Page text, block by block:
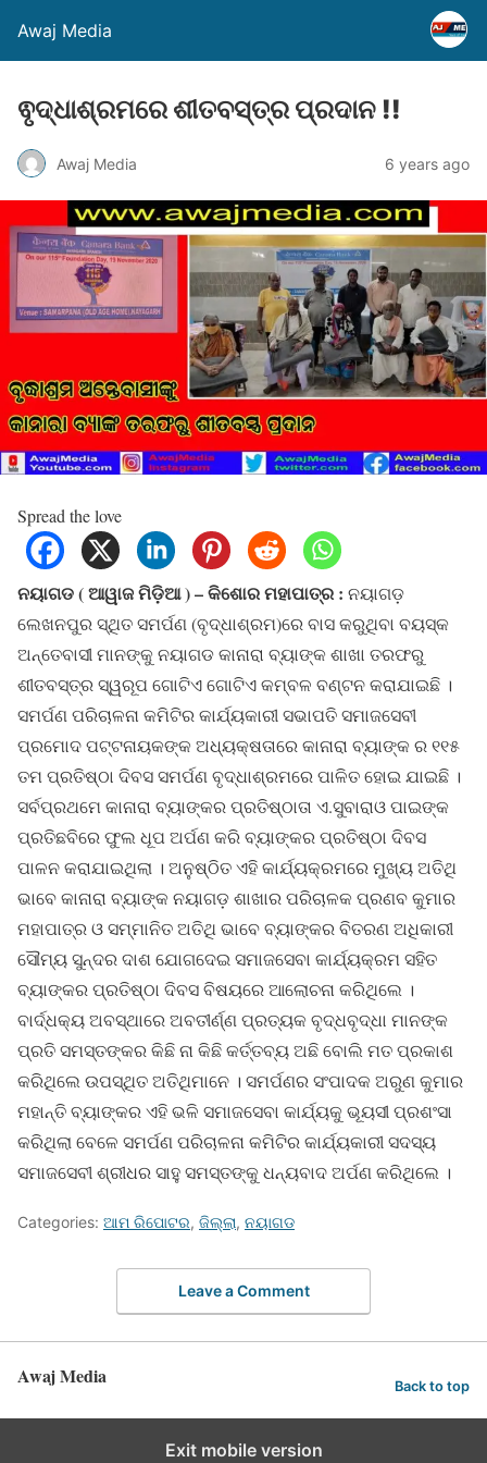
Awaj Media
ଵୃଦ୍ଧାଶ୍ରମରେ ଶୀତବସ୍ତ୍ର ପ୍ରଦାନ !!
Awaj Media 6 years ago
Spread the love
ନୟାଗଡ ( ଆୱାଜ ମିଡ଼ିଆ ) – କିଶୋର ମହାପାତ୍ର : ନୟାଗଡ଼
ଲେଖନପୁର ସ୍ଥିତ ସମର୍ପଣ (ବୃଦ୍ଧାଶ୍ରମ)ରେ ବାସ କରୁଥିବା ବୟସ୍କ
ଅନ୍ତେବାସୀ ମାନଙ୍କୁ ନୟାଗଡ କାନାରା ବ୍ୟାଙ୍କ ଶାଖା ତରଫରୁ
ଶୀତବସ୍ତ୍ର ସ୍ୱରୂପ ଗୋଟିଏ ଗୋଟିଏ କମ୍ବଳ ବଣ୍ଟନ କରାଯାଇଛି ।
ସମର୍ପଣ ପରିଚାଳନା କମିଟିର କାର୍ଯ୍ୟକାରୀ ସଭାପତି ସମାଜସେବୀ
ପ୍ରମୋଦ ପଟ୍ଟନାୟକଙ୍କ ଅଧ୍ୟକ୍ଷତାରେ କାନାରା ବ୍ୟାଙ୍କ ର ୧୧୫
ତମ ପ୍ରତିଷ୍ଠା ଦିବସ ସମର୍ପଣ ବୃଦ୍ଧାଶ୍ରମରେ ପାଳିତ ହୋଇ ଯାଇଛି ।
ସର୍ବପ୍ରଥମେ କାନାରା ବ୍ୟାଙ୍କର ପ୍ରତିଷ୍ଠାତା ଏ.ସୁବାରାଓ ପାଇଙ୍କ
ପ୍ରତିଛବିରେ ଫୁଲ ଧୂପ ଅର୍ପଣ କରି ବ୍ୟାଙ୍କର ପ୍ରତିଷ୍ଠା ଦିବସ
ପାଳନ କରାଯାଇଥିଲା । ଅନୁଷ୍ଠିତ ଏହି କାର୍ଯ୍ୟକ୍ରମରେ ମୁଖ୍ୟ ଅତିଥି
ଭାବେ କାନାରା ବ୍ୟାଙ୍କ ନୟାଗଡ଼ ଶାଖାର ପରିଚାଳକ ପ୍ରଣବ କୁମାର
ମହାପାତ୍ର ଓ ସମ୍ମାନିତ ଅତିଥି ଭାବେ ବ୍ୟାଙ୍କର ବିତରଣ ଅଧିକାରୀ
ସୌମ୍ୟ ସୁନ୍ଦର ଦାଶ ଯୋଗଦେଇ ସମାଜସେବା କାର୍ଯ୍ୟକ୍ରମ ସହିତ
ବ୍ୟାଙ୍କର ପ୍ରତିଷ୍ଠା ଦିବସ ବିଷୟରେ ଆଲୋଚନା କରିଥିଲେ ।
ବାର୍ଦ୍ଧକ୍ୟ ଅବସ୍ଥାରେ ଅବତୀର୍ଣ୍ଣ ପ୍ରତ୍ୟକ ବୃଦ୍ଧବୃଦ୍ଧା ମାନଙ୍କ
ପ୍ରତି ସମସ୍ତଙ୍କର କିଛି ନା କିଛି କର୍ତ୍ତବ୍ୟ ଅଛି ବୋଲି ମତ ପ୍ରକାଶ
କରିଥିଲେ ଉପସ୍ଥିତ ଅତିଥିମାନେ । ସମର୍ପଣର ସଂପାଦକ ଅରୁଣ କୁମାର
ମହାନ୍ତି ବ୍ୟାଙ୍କର ଏହି ଭଳି ସମାଜସେବା କାର୍ଯ୍ୟକୁ ଭୂୟସୀ ପ୍ରଶଂସା
କରିଥିଲା ବେଳେ ସମର୍ପଣ ପରିଚାଳନା କମିଟିର କାର୍ଯ୍ୟକାରୀ ସଦସ୍ୟ
ସମାଜସେବୀ ଶ୍ରୀଧର ସାହୁ ସମସ୍ତଙ୍କୁ ଧନ୍ୟବାଦ ଅର୍ପଣ କରିଥିଲେ ।
Categories: ଆମ ରିପୋଟର, ଜିଲ୍ଲା, ନୟାଗଡ
Leave a Comment
Awaj Media Back to top
Exit mobile version